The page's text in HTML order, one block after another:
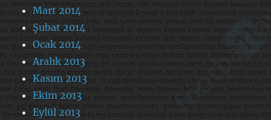
Mart 2014
Şubat 2014
Ocak 2014
Aralık 2013
Kasım 2013
Ekim 2013
Eylül 2013